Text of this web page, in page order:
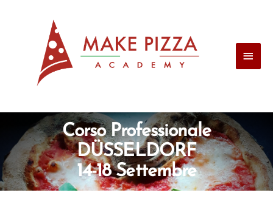
Corso Professionale
DÜSSELDORF
14-18 Settembre